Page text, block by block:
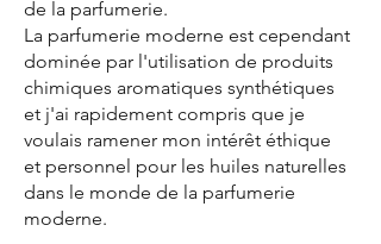
de la parfumerie.
La parfumerie moderne est cependant
dominée par l'utilisation de produits
chimiques aromatiques synthétiques
et j'ai rapidement compris que je
voulais ramener mon intérêt éthique
et personnel pour les huiles naturelles
dans le monde de la parfumerie
moderne.